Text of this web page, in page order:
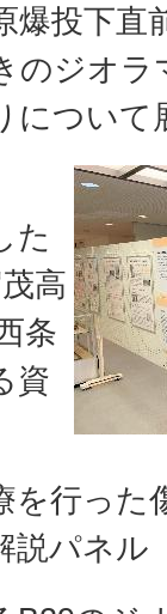
爆投下直
のジオラ
について
た
高
条
資
を行った
説パネル